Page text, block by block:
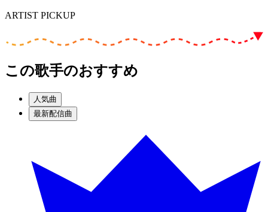
ARTIST PICKUP
この歌手のおすすめ
人気曲
最新配信曲